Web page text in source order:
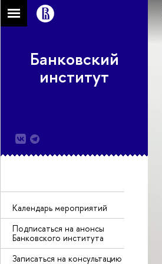
Банковский
институт
Календарь мероприятий
Подписаться на анонсы
Банковского института
Записаться на консультацию